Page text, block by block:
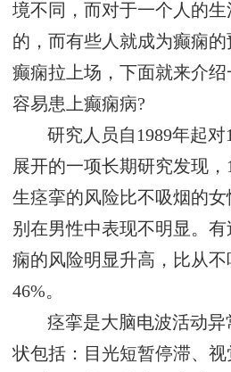
境不同，而对于一个人的
的，而有些人就成为癫痫
癫痫拉上场，下面就来介
容易患上癫痫病?
研究人员自1989年起
展开的一项长期研究发现
生痉挛的风险比不吸烟的
别在男性中表现不明显。
痫的风险明显升高，比从不
46%。
痉挛是大脑电波活动
状包括：目光短暂停滞、